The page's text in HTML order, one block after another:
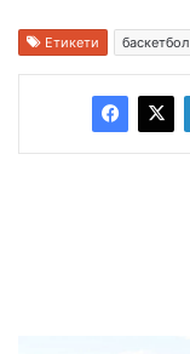
Етикети баскетбол